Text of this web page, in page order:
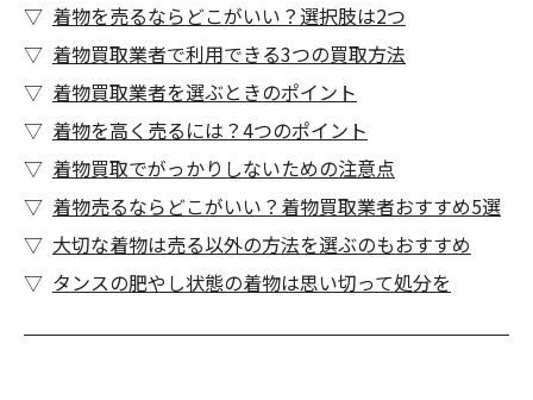
着物を売るならどこがいい？選択肢は2つ
着物買取業者で利用できる3つの買取方法
着物買取業者を選ぶときのポイント
着物を高く売るには？4つのポイント
着物買取でがっかりしないための注意点
着物売るならどこがいい？着物買取業者おすすめ5選
大切な着物は売る以外の方法を選ぶのもおすすめ
タンスの肥やし状態の着物は思い切って処分を